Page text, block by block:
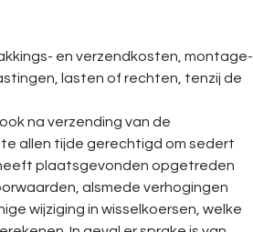
en verzendkosten, montage-
lasten of rechten, tenzij de
na verzending van de
allen tijde gerechtigd om sedert
plaatsgevonden opgetreden
alsmede verhogingen
wijziging in wisselkoersen, welke